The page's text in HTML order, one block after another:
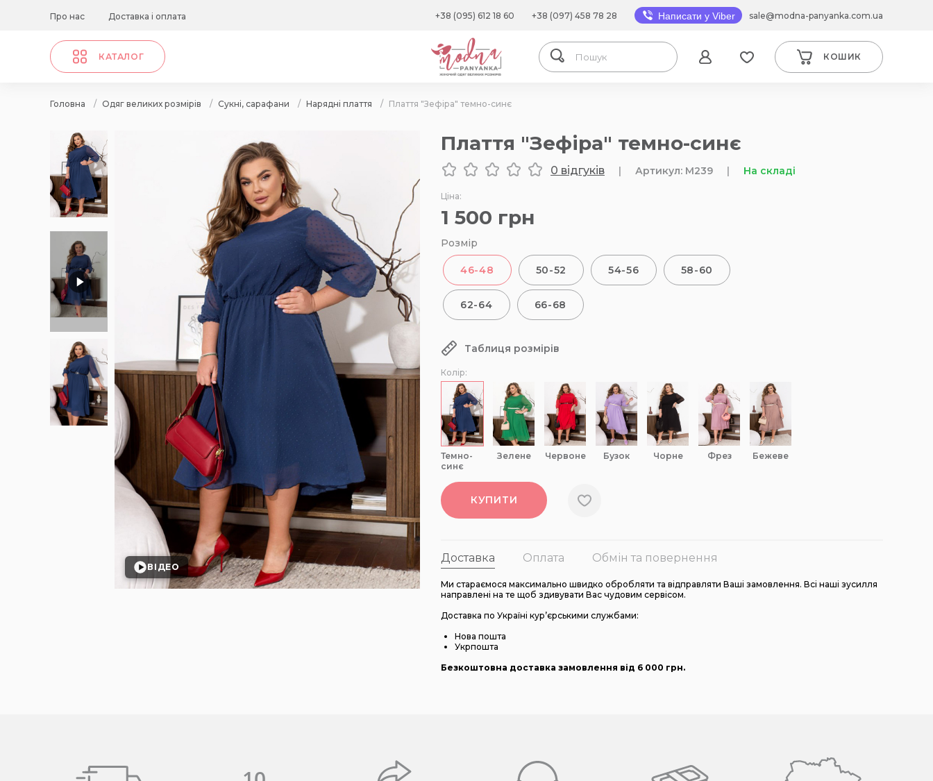
Про нас Доставка і оплата +38 (095) 612 18 60 +38 (097) 458 78 28 Написати у Viber sale@modna-panyanka.com.ua
КАТАЛОГ КОШИК
Головна / Одяг великих розмірів / Сукні, сарафани / Нарядні плаття / Плаття "Зефіра" темно-синє
ВІДЕО
Плаття "Зефіра" темно-синє
0 відгуків | Артикул: M239 | На складі
Ціна:
1 500 грн
Розмір
46-48 50-52 54-56 58-60
62-64 66-68
Таблиця розмірів
Колір:
темно-
синє
зелене червоне бузок чорне фрез бежеве
КУПИТИ
Доставка Оплата Обмін та повернення
Ми стараємося максимально швидко обробляти та відправляти Ваші замовлення. Всі наші зусилля
направлені на те щоб здивувати Вас чудовим сервісом.
Доставка по Україні кур’єрськими службами:
Нова пошта
Укрпошта
Безкоштовна доставка замовлення від 6 000 грн.